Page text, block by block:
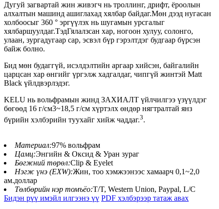
Дугуй загвартай жин живэгч нь троллинг, дрифт, ёроолын
алхалтын машинд ашиглахад хялбар байдаг.Мөн дээд нугасан
холбоосыг 360 ° эргүүлэх нь шугамын урсгалыг
хялбаршуулдаг.ТэдГялалзсан хар, ногоон хулуу, солонго,
улаан, зургадугаар сар, эсвэл бүр гэрэлтдэг будгаар бүрсэн
байж болно.
Бид мөн будаггүй, исэлдэлтийн аргаар хийсэн, байгалийн
царцсан хар өнгийг үргэлж хадгалдаг, чипгүй жинтэй Matt
Black үйлдвэрлэдэг.
KELU нь вольфрамын жинд ЗАХИАЛТ үйлчилгээ үзүүлдэг
бөгөөд 16 г/см3~18,5 г/см хүртэлх өндөр нягтралтай янз
бүрийн хэлбэрийн туухайг хийж чаддаг.3.
Материал:97% вольфрам
Цамц:Энгийн & Оксид & Уран зураг
Бөгжний төрөл:Clip & Eyelet
Нэгж үнэ (EXW):Жин, тоо хэмжээнээс хамаарч 0,1~2,0
ам.доллар
Төлбөрийн нэр томъёо:T/T, Western Union, Paypal, L/C
Бидэн рүү имэйл илгээнэ үү PDF хэлбэрээр татаж авах